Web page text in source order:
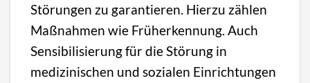
Störungen zu garantieren. Hierzu zählen
Maßnahmen wie Früherkennung. Auch
Sensibilisierung für die Störung in
medizinischen und sozialen Einrichtungen